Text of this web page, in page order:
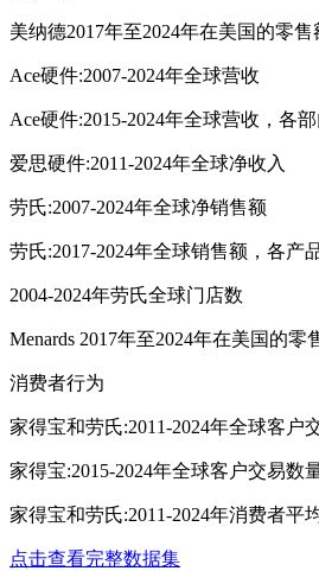
美纳德2017年至2024年在美国的零售
Ace硬件:2007-2024年全球营收
Ace硬件:2015-2024年全球营收，各部
爱思硬件:2011-2024年全球净收入
劳氏:2007-2024年全球净销售额
劳氏:2017-2024年全球销售额，各产
2004-2024年劳氏全球门店数
Menards 2017年至2024年在美国的零
消费者行为
家得宝和劳氏:2011-2024年全球客户
家得宝:2015-2024年全球客户交易数
家得宝和劳氏:2011-2024年消费者平
点击查看完整数据集